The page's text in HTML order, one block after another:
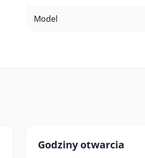
Model
Godziny otwarcia